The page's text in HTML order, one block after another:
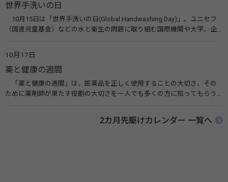
ルヘルス・ポータルサイト「こころの耳」（厚生労働省）
世界手洗いの日
10月15日は「世界手洗いの日(Global Handwashing Day)」。ユニセフ
（国連児童基金）などの水と衛生の問題に取り組む国際機関や大学、企
10月17日
薬と健康の週間
「薬と健康の週間」は、医薬品を正しく使用することの大切さ、その
ために薬剤師が果たす役割の大切さを一人でも多くの方に知ってもらう
伝えたい！薬との付き合い方」（保健指導リソースガイド）
2カ月先駆けカレンダー 一覧へ